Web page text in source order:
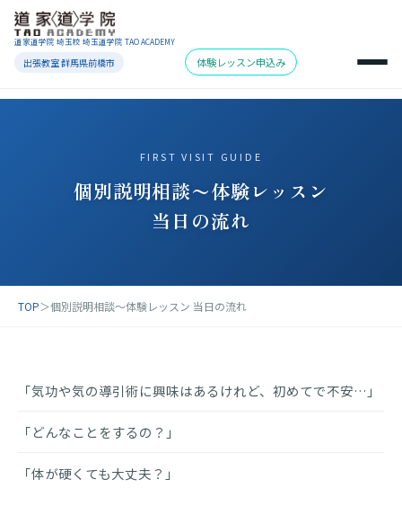
道家道学院 埼玉校 埼玉道学院 TAO ACADEMY
出張教室 群馬県前橋市 体験レッスン申込み
FIRST VISIT GUIDE
個別説明相談〜体験レッスン
当日の流れ
TOP＞個別説明相談〜体験レッスン 当日の流れ
「気功や気の導引術に興味はあるけれど、初めてで不安…」
「どんなことをするの？」
「体が硬くても大丈夫？」